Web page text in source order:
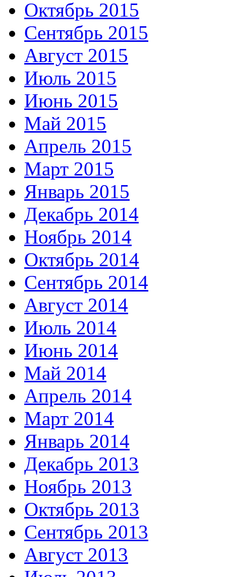
Октябрь 2015
Сентябрь 2015
Август 2015
Июль 2015
Июнь 2015
Май 2015
Апрель 2015
Март 2015
Январь 2015
Декабрь 2014
Ноябрь 2014
Октябрь 2014
Сентябрь 2014
Август 2014
Июль 2014
Июнь 2014
Май 2014
Апрель 2014
Март 2014
Январь 2014
Декабрь 2013
Ноябрь 2013
Октябрь 2013
Сентябрь 2013
Август 2013